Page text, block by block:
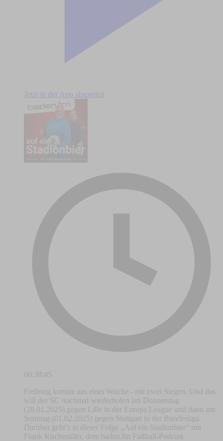
Jetzt in der App abspielen
00:38:45
Freiburg kommt aus einer Woche - mit zwei Siegen. Und das
will der SC nochmal wiederholen am Donnerstag
(28.01.2025) gegen Lille in der Europa League und dann am
Sonntag (01.02.2025) gegen Stuttgart in der Bundesliga.
Darüber geht’s in dieser Folge „Auf ein Stadionbier“ mit
Frank Rischmüller, dem baden.fm Fußball-Podcast.